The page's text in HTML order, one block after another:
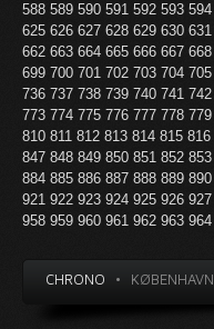
588 589 590 591 592 593 594
625 626 627 628 629 630 631
662 663 664 665 666 667 668
699 700 701 702 703 704 705
736 737 738 739 740 741 742
773 774 775 776 777 778 779
810 811 812 813 814 815 816
847 848 849 850 851 852 853
884 885 886 887 888 889 890
921 922 923 924 925 926 927
958 959 960 961 962 963 964
CHRONO • KØBENHAVN